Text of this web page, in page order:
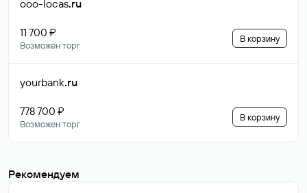
ooo-locas.ru
11 700 ₽
Возможен торг
В корзину
yourbank.ru
778 700 ₽
Возможен торг
В корзину
Рекомендуем